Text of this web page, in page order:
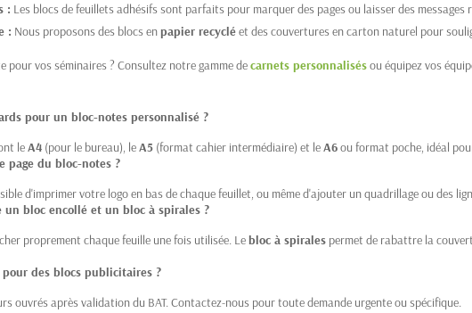
: Les blocs de feuillets adhésifs sont parfaits pour marquer des pages ou laisser des
: Nous proposons des blocs enpapier recycléet des couvertures en carton naturel pour
pour vos séminaires ? Consultez notre gamme decarnets personnalisésou équipez vos
pour un bloc-notes personnalisé ?
leA4 (pour le bureau), leA5 (format cahier intermédiaire) et leA6ou format poche, idéal
page du bloc-notes ?
d'imprimer votre logo en bas de chaque feuillet, ou même d'ajouter un quadrillage ou des
bloc encollé et un bloc à spirales ?
proprement chaque feuille une fois utilisée. Lebloc à spirales permet de rabattre la
des blocs publicitaires ?
ouvrés après validation du BAT. Contactez-nous pour toute demande urgente ou spécifique.